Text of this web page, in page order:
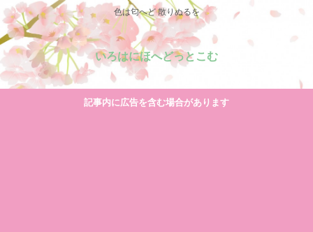
色は匂へど 散りぬるを
いろはにほへどっとこむ
記事内に広告を含む場合があります